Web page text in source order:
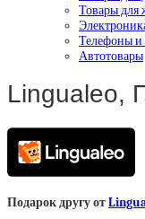
Товары для
Телефоны и
Автотовары
Lingualeo,
Подарок другу от